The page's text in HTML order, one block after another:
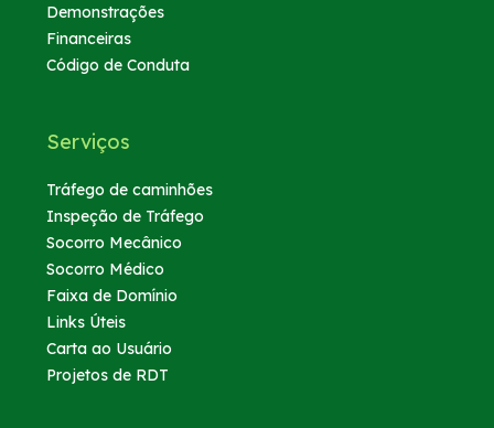
Demonstrações
Financeiras
Código de Conduta
Serviços
Tráfego de caminhões
Inspeção de Tráfego
Socorro Mecânico
Socorro Médico
Faixa de Domínio
Links Úteis
Carta ao Usuário
Projetos de RDT